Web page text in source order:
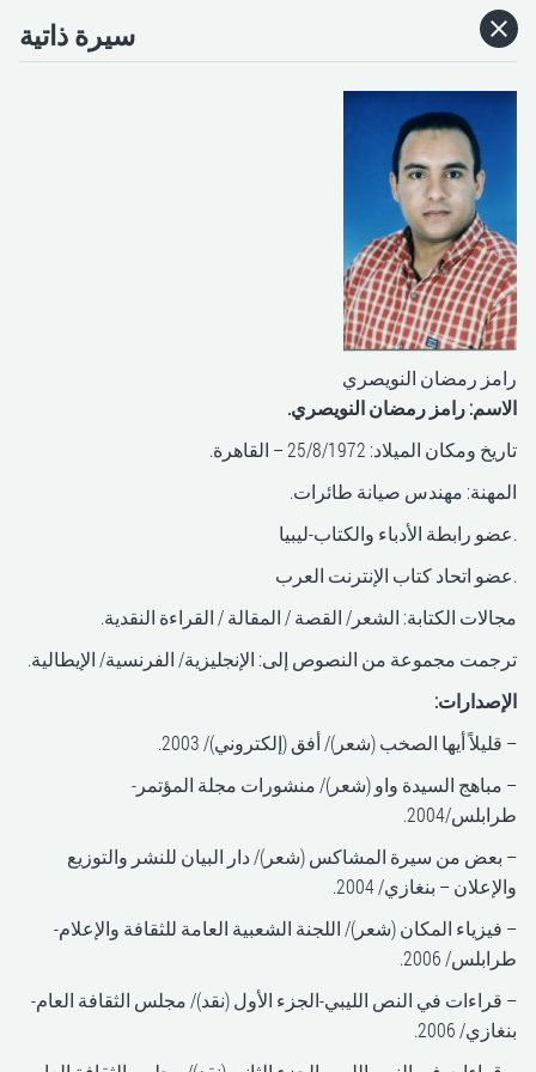
سيرة ذاتية
رامز رمضان النويصري
الاسم: رامز رمضان النويصري.
تاريخ ومكان الميلاد: 25/8/1972 – القاهرة.
المهنة: مهندس صيانة طائرات.
.عضو رابطة الأدباء والكتاب-ليبيا
.عضو اتحاد كتاب الإنترنت العرب
مجالات الكتابة: الشعر/ القصة / المقالة / القراءة النقدية.
ترجمت مجموعة من النصوص إلى: الإنجليزية/ الفرنسية/ الإيطالية.
الإصدارات:
– قليلاً أيها الصخب (شعر)/ أفق (إلكتروني)/ 2003.
– مباهج السيدة واو (شعر)/ منشورات مجلة المؤتمر-
طرابلس/2004.
– بعض من سيرة المشاكس (شعر)/ دار البيان للنشر والتوزيع
والإعلان – بنغازي/ 2004.
– فيزياء المكان (شعر)/ اللجنة الشعبية العامة للثقافة والإعلام-
طرابلس/ 2006.
– قراءات في النص الليبي-الجزء الأول (نقد)/ مجلس الثقافة العام-
بنغازي/ 2006.
HOME
CATEGORIES
GO TO
VISIT WEBSITE